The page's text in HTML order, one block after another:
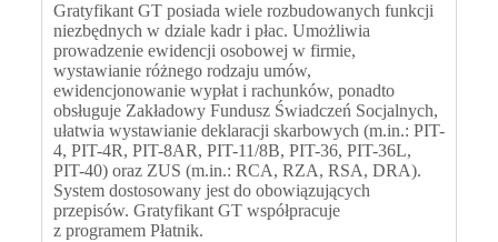
Gratyfikant GT posiada wiele rozbudowanych funkcji
niezbędnych w dziale kadr i płac. Umożliwia
prowadzenie ewidencji osobowej w firmie,
wystawianie różnego rodzaju umów,
ewidencjonowanie wypłat i rachunków, ponadto
obsługuje Zakładowy Fundusz Świadczeń Socjalnych,
ułatwia wystawianie deklaracji skarbowych (m.in.: PIT-
4, PIT-4R, PIT-8AR, PIT-11/8B, PIT-36, PIT-36L,
PIT-40) oraz ZUS (m.in.: RCA, RZA, RSA, DRA).
System dostosowany jest do obowiązujących
przepisów. Gratyfikant GT współpracuje
z programem Płatnik.